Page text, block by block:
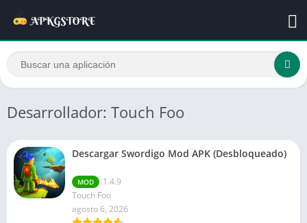
Desarrollador: Touch Foo
Descargar Swordigo Mod APK (Desbloqueado)
MOD
1.4.9
Touch Foo
agosto 6, 2026